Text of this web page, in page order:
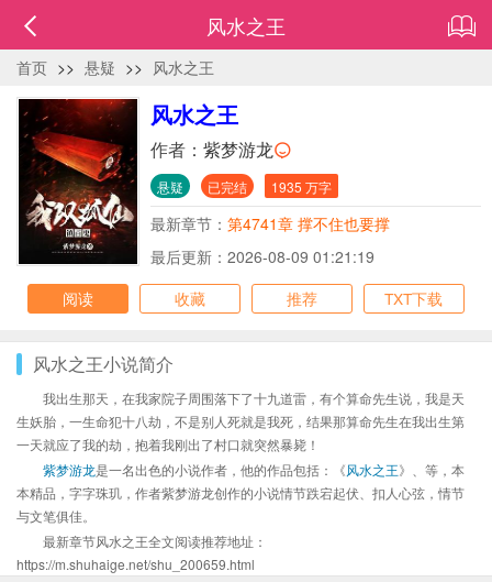
风水之王
首页 >> 悬疑 >> 风水之王
风水之王
作者： 紫梦游龙
悬疑 已完结 1935 万字
最新章节： 第4741章 撑不住也要撑
最后更新：2026-08-09 01:21:19
阅读
收藏 推荐 TXT下载
风水之王小说简介
我出生那天，在我家院子周围落下了十九道雷，有个算命先生说，我是天
生妖胎，一生命犯十八劫，不是别人死就是我死，结果那算命先生在我出生第
一天就应了我的劫，抱着我刚出了村口就突然暴毙！
紫梦游龙是一名出色的小说作者，他的作品包括：《风水之王》、等，本
本精品，字字珠玑，作者紫梦游龙创作的小说情节跌宕起伏、扣人心弦，情节
与文笔俱佳。
最新章节风水之王全文阅读推荐地址：
https://m.shuhaige.net/shu_200659.html